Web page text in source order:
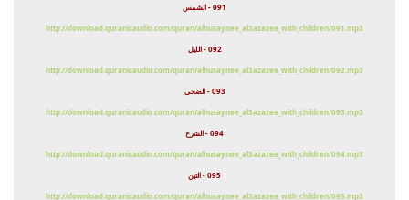
091 - الشمس
http://download.quranicaudio.com/quran/alhusaynee_al3azazee_with_children/091.mp3
092 - الليل
http://download.quranicaudio.com/quran/alhusaynee_al3azazee_with_children/092.mp3
093 - الضحى
http://download.quranicaudio.com/quran/alhusaynee_al3azazee_with_children/093.mp3
094 - الشرح
http://download.quranicaudio.com/quran/alhusaynee_al3azazee_with_children/094.mp3
095 - التين
http://download.quranicaudio.com/quran/alhusaynee_al3azazee_with_children/095.mp3